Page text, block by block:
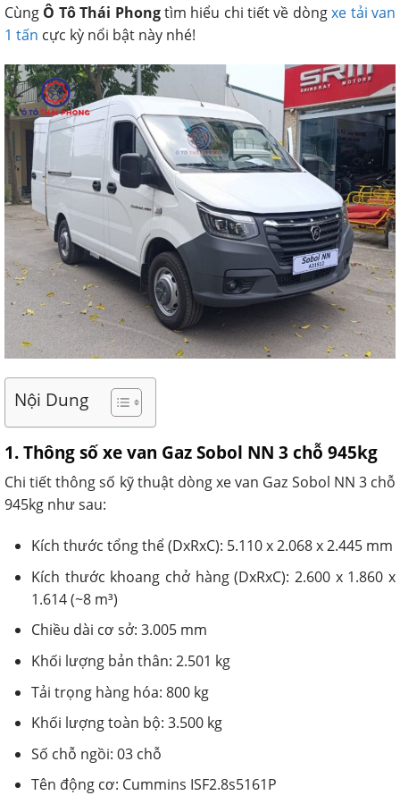
Cùng Ô Tô Thái Phongtìm hiểu chi tiết về dòngxe tải van
1 tấn cực kỳ nổi bật này nhé!
Nội Dung
1. Thông số xe van Gaz Sobol NN 3 chỗ 945kg
Chi tiết thông số kỹ thuật dòng xe van Gaz Sobol NN 3 chỗ
945kg như sau:
Kích thước tổng thể (DxRxC): 5.110 x 2.068 x 2.445 mm
Kích thước khoang chở hàng (DxRxC): 2.600 x 1.860 x
1.614 (~8 m³)
Chiều dài cơ sở: 3.005 mm
Khối lượng bản thân: 2.501 kg
Tải trọng hàng hóa: 800 kg
Khối lượng toàn bộ: 3.500 kg
Số chỗ ngồi: 03 chỗ
Tên động cơ: Cummins ISF2.8s5161P